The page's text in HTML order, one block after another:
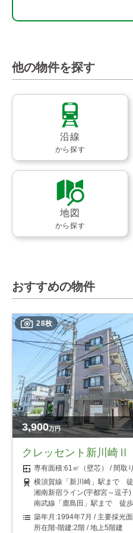
他の物件を探す
沿線
から探す
地図
から探す
おすすめの物件
28枚
3,900万円
クレッセント新川崎Ⅱ
61㎡（壁芯）
横須賀線「新川崎」駅まで
湘南新宿ライン(宇都宮～逗
南武線「鹿島田」駅まで 徒
1994年7月
2階 / 地上5階建